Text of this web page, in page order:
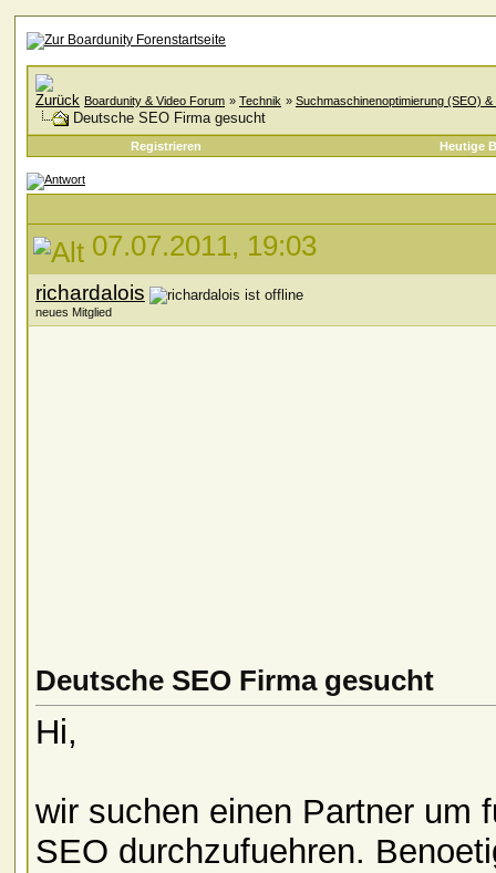
Boardunity & Video Forum » Technik » Suchmaschinenoptimierung (SEO)
Deutsche SEO Firma gesucht
Registrieren Heutige
07.07.2011, 19:03
richardalois
neues Mitglied
Deutsche SEO Firma gesucht
Hi,
wir suchen einen Partner um
SEO durchzufuehren.